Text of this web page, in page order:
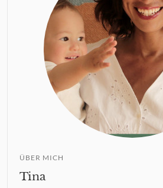
ÜBER MICH
Tina